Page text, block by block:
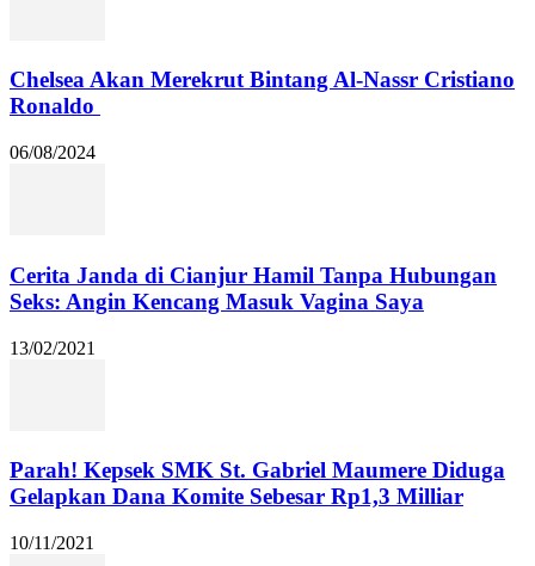
Chelsea Akan Merekrut Bintang Al-Nassr Cristiano
Ronaldo
06/08/2024
Cerita Janda di Cianjur Hamil Tanpa Hubungan
Seks: Angin Kencang Masuk Vagina Saya
13/02/2021
Parah! Kepsek SMK St. Gabriel Maumere Diduga
Gelapkan Dana Komite Sebesar Rp1,3 Milliar
10/11/2021